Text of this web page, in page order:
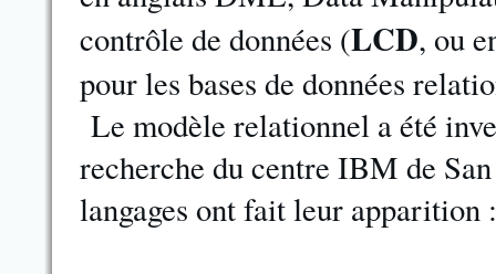
contrôle de données (LCD, ou
pour les bases de données
Le modèle relationnel a été
recherche du centre IBM de
langages ont fait leur apparition :